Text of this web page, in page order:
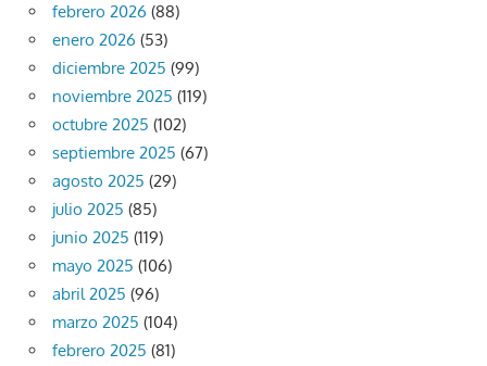
febrero 2026 (88)
enero 2026 (53)
diciembre 2025 (99)
noviembre 2025 (119)
octubre 2025 (102)
septiembre 2025 (67)
agosto 2025 (29)
julio 2025 (85)
junio 2025 (119)
mayo 2025 (106)
abril 2025 (96)
marzo 2025 (104)
febrero 2025 (81)